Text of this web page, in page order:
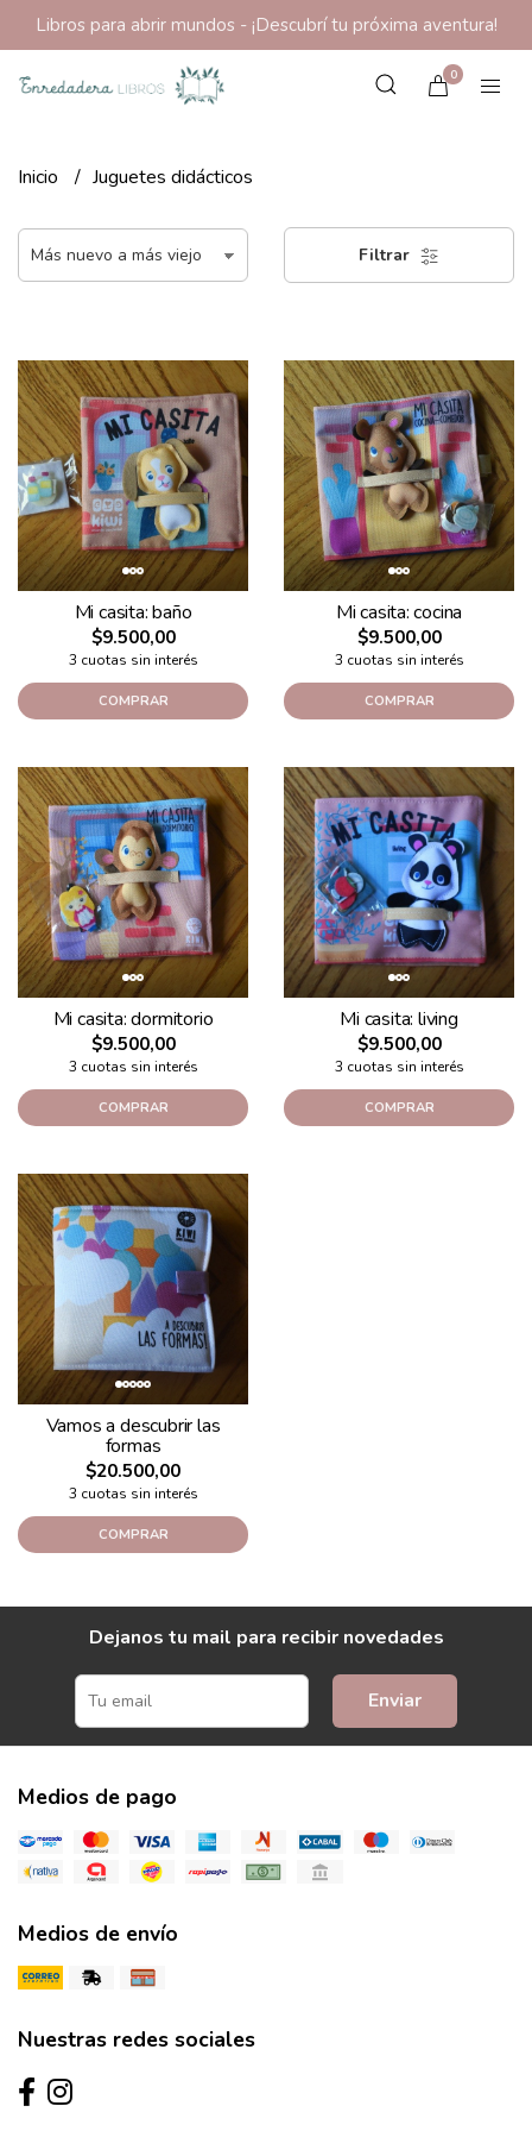
Libros para abrir mundos - ¡Descubrí tu próxima aventura!
0
Inicio Juguetes didácticos
Filtrar
Mi casita: baño
$9.500,00
3 cuotas sin interés
COMPRAR
Mi casita: cocina
$9.500,00
3 cuotas sin interés
COMPRAR
Mi casita: dormitorio
$9.500,00
3 cuotas sin interés
COMPRAR
Mi casita: living
$9.500,00
3 cuotas sin interés
COMPRAR
Vamos a descubrir las
formas
$20.500,00
3 cuotas sin interés
COMPRAR
Dejanos tu mail para recibir novedades
Enviar
Medios de pago
Medios de envío
Nuestras redes sociales